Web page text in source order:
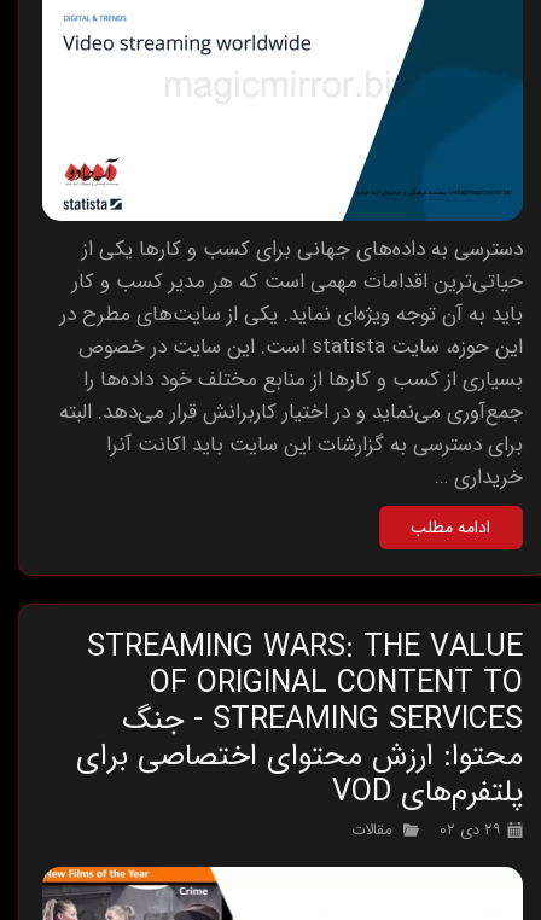
دسترسی به داده‌های جهانی برای کسب و کارها یکی از
حیاتی‌ترین اقدامات مهمی است که هر مدیر کسب و کار
باید به آن توجه ویژه‌ای نماید. یکی از سایت‌های مطرح در
این حوزه، سایت statista است. این سایت در خصوص
بسیاری از کسب و کارها از منابع مختلف خود داده‌ها را
جمع‌آوری می‌نماید و در اختیار کاربرانش قرار می‌دهد. البته
برای دسترسی به گزارشات این سایت باید اکانت آنرا
خریداری …
ادامه مطلب
STREAMING WARS: THE VALUE
OF ORIGINAL CONTENT TO
STREAMING SERVICES - جنگ
محتوا: ارزش محتوای اختصاصی برای
پلتفرم‌های VOD
۲۹ دی ۰۲ مقالات